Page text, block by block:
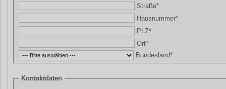
Straße*
Hausnummer*
PLZ*
Ort*
Bundesland*
Kontaktdaten